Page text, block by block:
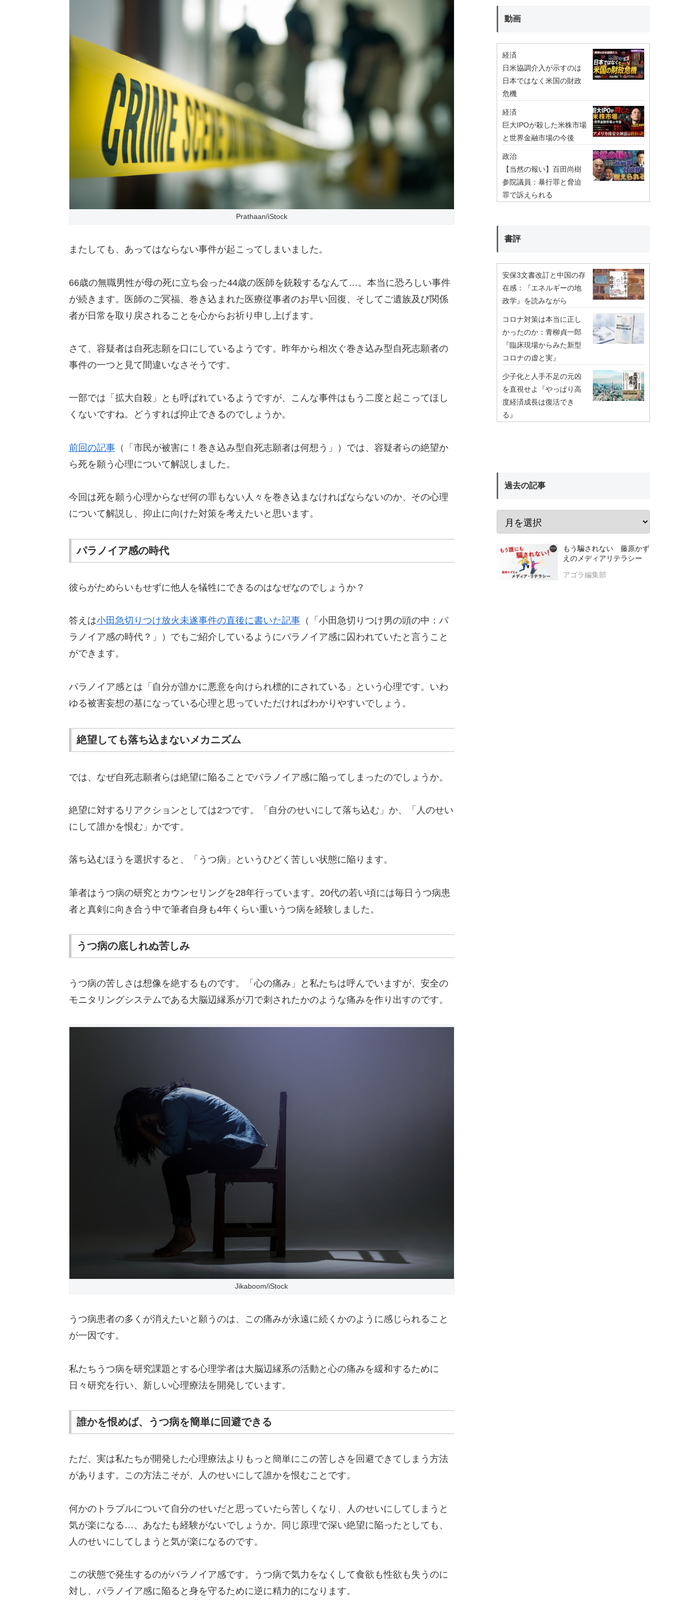
Prathaan/iStock
またしても、あってはならない事件が起こってしまいました。
66歳の無職男性が母の死に立ち会った44歳の医師を銃殺するなんて…。本当に恐ろしい事件
が続きます。医師のご冥福、巻き込まれた医療従事者のお早い回復、そしてご遺族及び関係
者が日常を取り戻されることを心からお祈り申し上げます。
さて、容疑者は自死志願を口にしているようです。昨年から相次ぐ巻き込み型自死志願者の
事件の一つと見て間違いなさそうです。
一部では「拡大自殺」とも呼ばれているようですが、こんな事件はもう二度と起こってほし
くないですね。どうすれば抑止できるのでしょうか。
前回の記事（「市民が被害に！巻き込み型自死志願者は何想う」）では、容疑者らの絶望か
ら死を願う心理について解説しました。
今回は死を願う心理からなぜ何の罪もない人々を巻き込まなければならないのか、その心理
について解説し、抑止に向けた対策を考えたいと思います。
パラノイア感の時代
彼らがためらいもせずに他人を犠牲にできるのはなぜなのでしょうか？
答えは小田急切りつけ放火未遂事件の直後に書いた記事（「小田急切りつけ男の頭の中：パ
ラノイア感の時代？」）でもご紹介しているようにパラノイア感に囚われていたと言うこと
ができます。
パラノイア感とは「自分が誰かに悪意を向けられ標的にされている」という心理です。いわ
ゆる被害妄想の基になっている心理と思っていただければわかりやすいでしょう。
絶望しても落ち込まないメカニズム
では、なぜ自死志願者らは絶望に陥ることでパラノイア感に陥ってしまったのでしょうか。
絶望に対するリアクションとしては2つです。「自分のせいにして落ち込む」か、「人のせい
にして誰かを恨む」かです。
落ち込むほうを選択すると、「うつ病」というひどく苦しい状態に陥ります。
筆者はうつ病の研究とカウンセリングを28年行っています。20代の若い頃には毎日うつ病患
者と真剣に向き合う中で筆者自身も4年くらい重いうつ病を経験しました。
うつ病の底しれぬ苦しみ
うつ病の苦しさは想像を絶するものです。「心の痛み」と私たちは呼んでいますが、安全の
モニタリングシステムである大脳辺縁系が刀で刺されたかのような痛みを作り出すのです。
Jikaboom/iStock
うつ病患者の多くが消えたいと願うのは、この痛みが永遠に続くかのように感じられること
が一因です。
私たちうつ病を研究課題とする心理学者は大脳辺縁系の活動と心の痛みを緩和するために
日々研究を行い、新しい心理療法を開発しています。
誰かを恨めば、うつ病を簡単に回避できる
ただ、実は私たちが開発した心理療法よりもっと簡単にこの苦しさを回避できてしまう方法
があります。この方法こそが、人のせいにして誰かを恨むことです。
何かのトラブルについて自分のせいだと思っていたら苦しくなり、人のせいにしてしまうと
気が楽になる…、あなたも経験がないでしょうか。同じ原理で深い絶望に陥ったとしても、
人のせいにしてしまうと気が楽になるのです。
この状態で発生するのがパラノイア感です。うつ病で気力をなくして食欲も性欲も失うのに
対し、パラノイア感に陥ると身を守るために逆に精力的になります。
動画
経済
日米協調介入が示すのは
日本ではなく米国の財政
危機
経済
巨大IPOが殺した米株市場
と世界金融市場の今後
政治
【当然の報い】百田尚樹
参院議員：暴行罪と脅迫
罪で訴えられる
書評
安保3文書改訂と中国の存
在感：『エネルギーの地
政学』を読みながら
コロナ対策は本当に正し
かったのか：青柳貞一郎
『臨床現場からみた新型
コロナの虚と実』
少子化と人手不足の元凶
を直視せよ『やっぱり高
度経済成長は復活でき
る』
過去の記事
もう騙されない 藤原かず
えのメディアリテラシー
アゴラ編集部